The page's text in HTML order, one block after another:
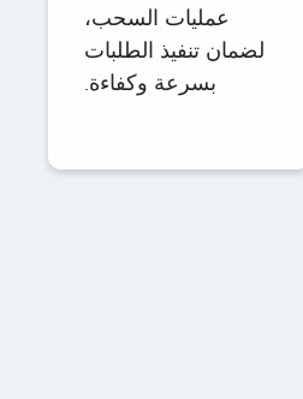
عمليات السحب،
لضمان تنفيذ الطلبات
بسرعة وكفاءة.